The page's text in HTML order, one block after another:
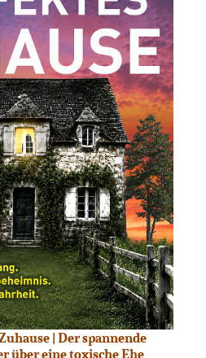
| Der spannende
über eine toxische Ehe